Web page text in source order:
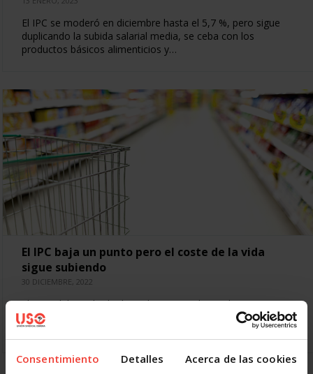
Consentimiento Detalles Acerca de las cookies
El IPC se moderó en diciembre hasta el 5,7 %, pero sigue
duplicando la subida salarial media, se ceba con los
productos básicos alimenticios y…
El IPC baja un punto pero el coste de la vida
sigue subiendo
30 DICIEMBRE, 2022
El IPC adelantado de diciembre se queda en el 5,8 %, un
punto menos que la tasa en noviembre, pero la inflación
subyacente alcanza el…